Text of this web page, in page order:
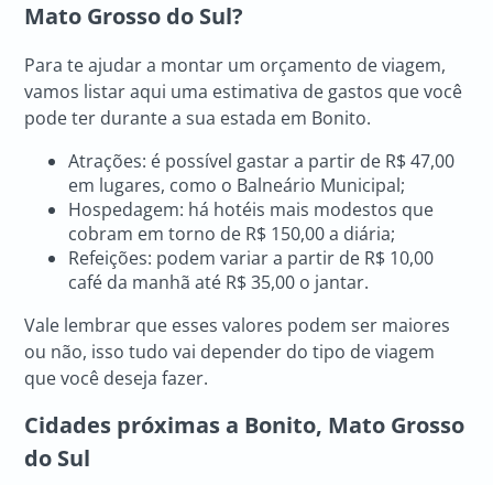
Mato Grosso do Sul?
Para te ajudar a montar um orçamento de viagem,
vamos listar aqui uma estimativa de gastos que você
pode ter durante a sua estada em Bonito.
Atrações: é possível gastar a partir de R$ 47,00
em lugares, como o Balneário Municipal;
Hospedagem: há hotéis mais modestos que
cobram em torno de R$ 150,00 a diária;
Refeições: podem variar a partir de R$ 10,00
café da manhã até R$ 35,00 o jantar.
Vale lembrar que esses valores podem ser maiores
ou não, isso tudo vai depender do tipo de viagem
que você deseja fazer.
Cidades próximas a Bonito, Mato Grosso
do Sul